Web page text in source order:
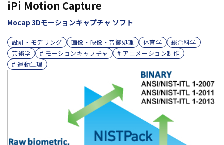
iPi Motion Capture
Mocap 3Dモーションキャプチャ ソフト
設計・モデリング 画像・映像・音響処理 体育学
総合科学
芸術学
# モーションキャプチャ
# アニメーション制作
# 運動生理